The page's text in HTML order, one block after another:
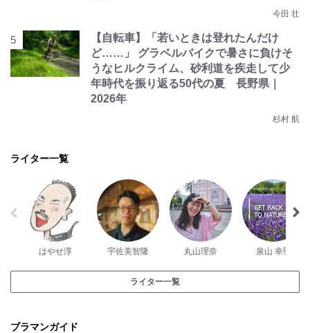
今田 壮
【自転車】「若いときは登れたんだけ
ど……」 グラベルバイクで暑さに負けそ
うなヒルクライム、砂利道を疾走して少
年時代を振り返る50代の夏 長野県｜
2026年
杉村 航
ライター一覧
はやせ淳 宇佐美智隆 丸山理奈 泉山 幸聖
ライター一覧
ブラマンガイド